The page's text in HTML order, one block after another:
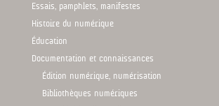
Essais, pamphlets, manifestes
Histoire du numérique
Éducation
Documentation et connaissances
Édition numérique, numérisation
Bibliothèques numériques